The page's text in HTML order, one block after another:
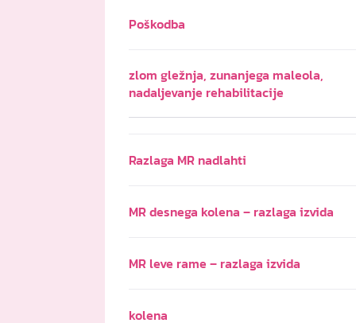
Poškodba
zlom gležnja, zunanjega maleola,
nadaljevanje rehabilitacije
Razlaga MR nadlahti
MR desnega kolena – razlaga izvida
MR leve rame – razlaga izvida
kolena